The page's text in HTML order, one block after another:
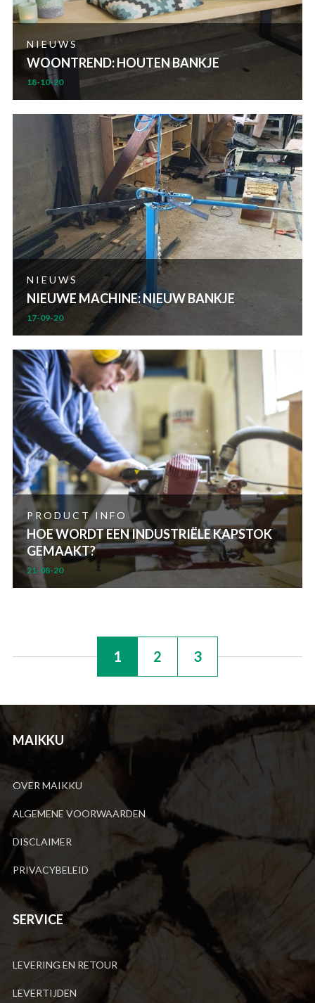
NIEUWS
WOONTREND: HOUTEN BANKJE
18-10-20
NIEUWS
NIEUWE MACHINE: NIEUW BANKJE
17-09-20
PRODUCT INFO
HOE WORDT EEN INDUSTRIËLE KAPSTOK
GEMAAKT?
21-08-20
1 2 3
MAIKKU
OVER MAIKKU
ALGEMENE VOORWAARDEN
DISCLAIMER
PRIVACYBELEID
SERVICE
LEVERING EN RETOUR
LEVERTIJDEN